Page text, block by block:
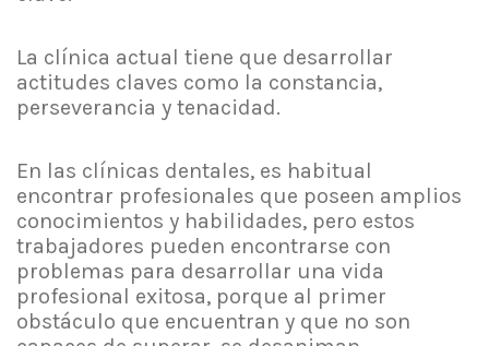
La clínica actual tiene que desarrollar
actitudes claves como la constancia,
perseverancia y tenacidad.
En las clínicas dentales, es habitual
encontrar profesionales que poseen amplios
conocimientos y habilidades, pero estos
trabajadores pueden encontrarse con
problemas para desarrollar una vida
profesional exitosa, porque al primer
obstáculo que encuentran y que no son